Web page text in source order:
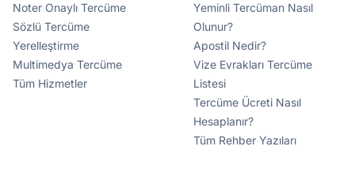
Noter Onaylı Tercüme
Sözlü Tercüme
Yerelleştirme
Multimedya Tercüme
Tüm Hizmetler
Yeminli Tercüman Nasıl
Olunur?
Apostil Nedir?
Vize Evrakları Tercüme
Listesi
Tercüme Ücreti Nasıl
Hesaplanır?
Tüm Rehber Yazıları